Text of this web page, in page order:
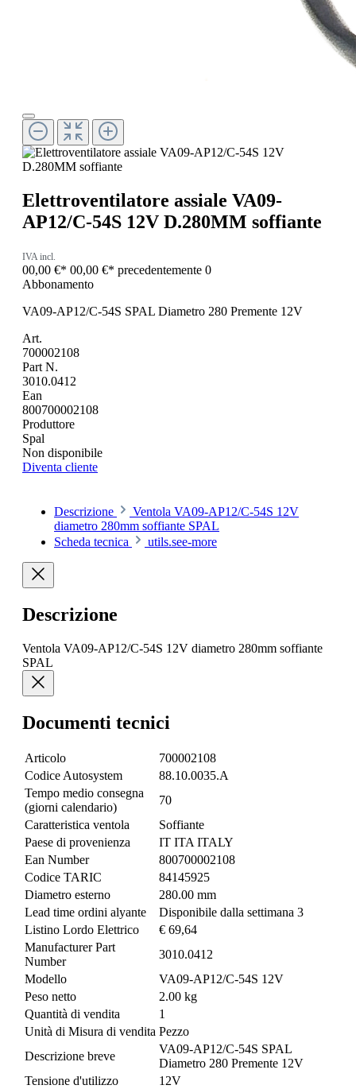
Elettroventilatore assiale VA09-
AP12/C-54S 12V D.280MM soffiante
IVA incl.
00,00 €* 00,00 €* precedentemente 0
Abbonamento
VA09-AP12/C-54S SPAL Diametro 280 Premente 12V
Art.
700002108
Part N.
3010.0412
Ean
800700002108
Produttore
Spal
Non disponibile
Diventa cliente
Descrizione
Ventola VA09-AP12/C-54S 12V
diametro 280mm soffiante SPAL
Scheda tecnica
utils.see-more
Descrizione
Ventola VA09-AP12/C-54S 12V diametro 280mm soffiante
SPAL
Documenti tecnici
Articolo
700002108
Codice Autosystem
88.10.0035.A
Tempo medio consegna
(giorni calendario)
70
Caratteristica ventola
Soffiante
Paese di provenienza
IT ITA ITALY
Ean Number
800700002108
Codice TARIC
84145925
Diametro esterno
280.00 mm
Lead time ordini alyante
Disponibile dalla settimana 3
Listino Lordo Elettrico
€ 69,64
Manufacturer Part
Number
3010.0412
Modello
VA09-AP12/C-54S 12V
Peso netto
2.00 kg
Quantità di vendita
1
Unità di Misura di vendita Pezzo
Descrizione breve
VA09-AP12/C-54S SPAL
Diametro 280 Premente 12V
Tensione d'utilizzo
12V